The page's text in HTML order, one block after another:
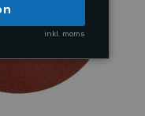
inkl. moms